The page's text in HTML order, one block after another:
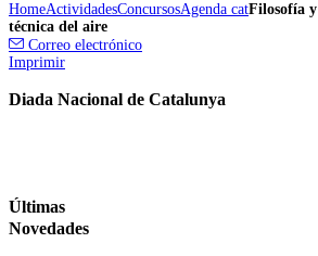
HomeActividadesConcursosAgenda catFilosofía y
técnica del aire
Correo electrónico
Imprimir
Diada Nacional de Catalunya
Últimas
Novedades